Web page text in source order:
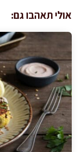
אולי תאהבו גם: